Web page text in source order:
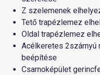
Z szelemenek
Tető trapézlemez
Oldal trapézlemez
Acélkeretes 2szárnyú
beépítése
Csarnoképület